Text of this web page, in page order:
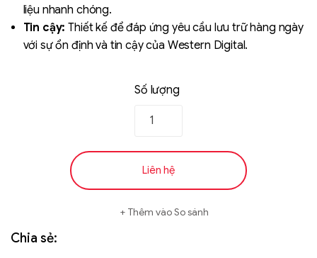
liệu nhanh chóng.
Tin cậy:Thiết kế để đáp ứng yêu cầu lưu trữ hàng ngày
với sự ổn định và tin cậy của Western Digital.
Số lượng
Liên hệ
Thêm vào So sánh
Chia sẻ: